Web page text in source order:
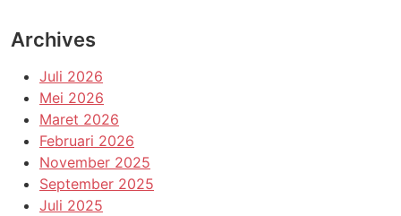
Archives
Juli 2026
Mei 2026
Maret 2026
Februari 2026
November 2025
September 2025
Juli 2025